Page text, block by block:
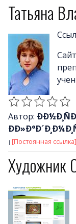
Татьяна
Автор:
[Постоянная ссылка]
Художник